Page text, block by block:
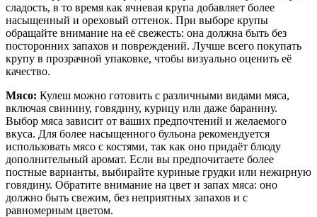
сладость, в то время как ячневая крупа добавляет более
насыщенный и ореховый оттенок. При выборе крупы
обращайте внимание на её свежесть: она должна быть без
посторонних запахов и повреждений. Лучше всего покупать
крупу в прозрачной упаковке, чтобы визуально оценить её
качество.
Мясо: Кулеш можно готовить с различными видами мяса,
включая свинину, говядину, курицу или даже баранину.
Выбор мяса зависит от ваших предпочтений и желаемого
вкуса. Для более насыщенного бульона рекомендуется
использовать мясо с костями, так как оно придаёт блюду
дополнительный аромат. Если вы предпочитаете более
постные варианты, выбирайте куриные грудки или нежирную
говядину. Обратите внимание на цвет и запах мяса: оно
должно быть свежим, без неприятных запахов и с
равномерным цветом.